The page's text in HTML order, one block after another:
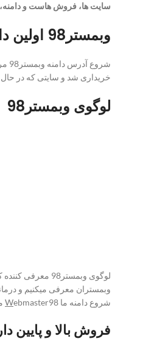
سایت ها، فروش هاست و دامنه،
وبمستر98 اولین دامنه ایرانی
خریداری شد و سایتی که در
لوگوی وبمستر98
لوگوی وبمستر98 معرفی کننده کل سایت میباشد، شاید خیلی ها در همان لحظه اول مشاهده لوگو به فکر
شروع دامنه ما
Webmaster98 میباشد همچنین بال های پرنده در وسط عکس نیز به همان معنی فلسفی آن مفهوم
فروش بالا و پایین